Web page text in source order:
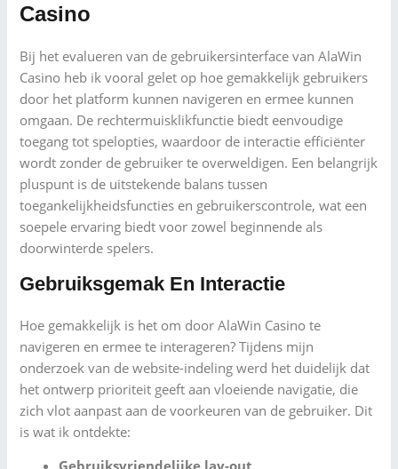
Casino
Bij het evalueren van de gebruikersinterface van AlaWin
Casino heb ik vooral gelet op hoe gemakkelijk gebruikers
door het platform kunnen navigeren en ermee kunnen
omgaan. De rechtermuisklikfunctie biedt eenvoudige
toegang tot spelopties, waardoor de interactie efficiënter
wordt zonder de gebruiker te overweldigen. Een belangrijk
pluspunt is de uitstekende balans tussen
toegankelijkheidsfuncties en gebruikerscontrole, wat een
soepele ervaring biedt voor zowel beginnende als
doorwinterde spelers.
Gebruiksgemak En Interactie
Hoe gemakkelijk is het om door AlaWin Casino te
navigeren en ermee te interageren? Tijdens mijn
onderzoek van de website-indeling werd het duidelijk dat
het ontwerp prioriteit geeft aan vloeiende navigatie, die
zich vlot aanpast aan de voorkeuren van de gebruiker. Dit
is wat ik ontdekte: